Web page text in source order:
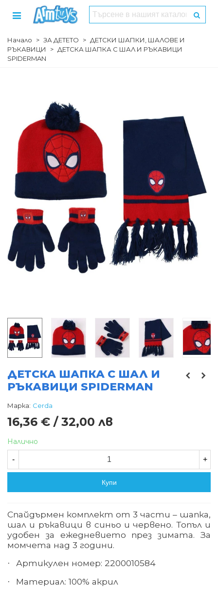
Начало > ЗА ДЕТЕТО > ДЕТСКИ ШАПКИ, ШАЛОВЕ И
РЪКАВИЦИ
> ДЕТСКА ШАПКА С ШАЛ И РЪКАВИЦИ
SPIDERMAN
ДЕТСКА ШАПКА С ШАЛ И
РЪКАВИЦИ SPIDERMAN
Марка: Cerda
16,36 € / 32,00 лв
Налично
- +
Купи
Спайдърмен комплект от 3 части – шапка,
шал и ръкавици в синьо и червено. Топъл и
удобен за ежедневието през зимата. За
момчета над 3 години.
· Артикулен номер: 2200010584
· Материал: 100% акрил